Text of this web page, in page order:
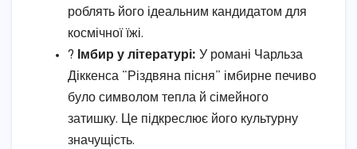
роблять його ідеальним кандидатом для
космічної їжі.
? Імбир у літературі: У романі Чарльза
Діккенса “Різдвяна пісня” імбирне печиво
було символом тепла й сімейного
затишку. Це підкреслює його культурну
значущість.